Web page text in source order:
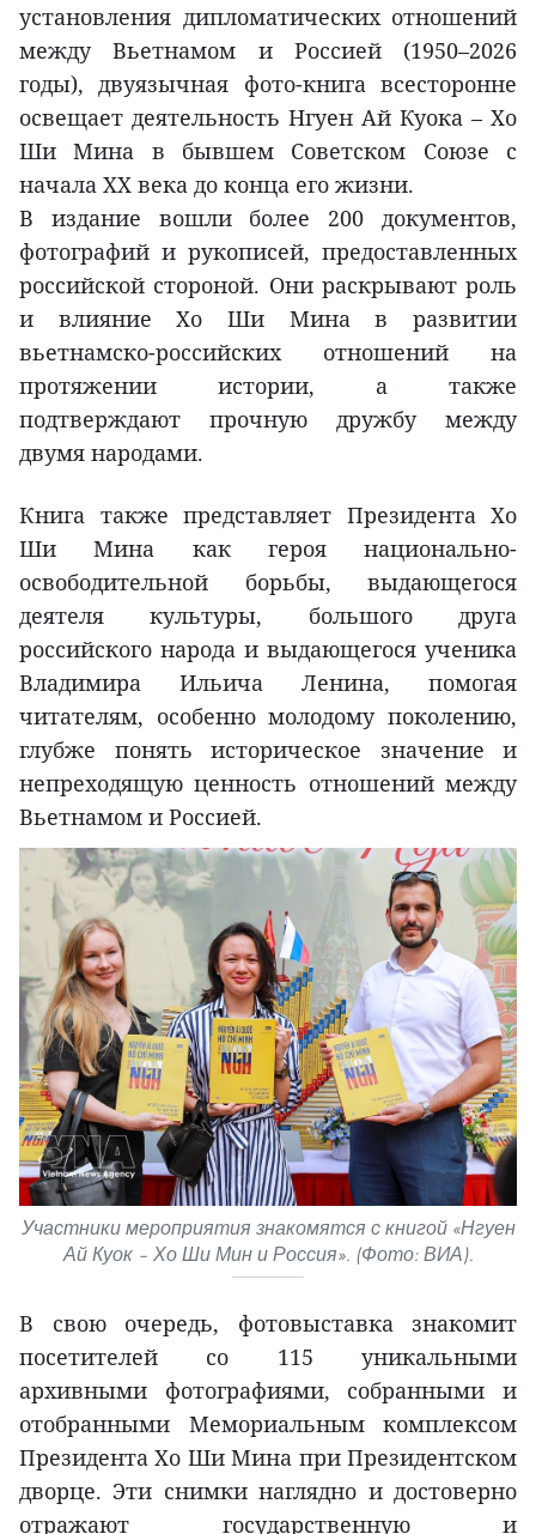
установления дипломатических отношений
между Вьетнамом и Россией (1950–2026
годы), двуязычная фото-книга всесторонне
освещает деятельность Нгуен Ай Куока – Хо
Ши Мина в бывшем Советском Союзе с
начала XX века до конца его жизни.
В издание вошли более 200 документов,
фотографий и рукописей, предоставленных
российской стороной. Они раскрывают роль
и влияние Хо Ши Мина в развитии
вьетнамско-российских отношений на
протяжении истории, а также
подтверждают прочную дружбу между
двумя народами.
Книга также представляет Президента Хо
Ши Мина как героя национально-
освободительной борьбы, выдающегося
деятеля культуры, большого друга
российского народа и выдающегося ученика
Владимира Ильича Ленина, помогая
читателям, особенно молодому поколению,
глубже понять историческое значение и
непреходящую ценность отношений между
Вьетнамом и Россией.
Участники мероприятия знакомятся с книгой «Нгуен
Ай Куок – Хо Ши Мин и Россия». (Фото: ВИА).
В свою очередь, фотовыставка знакомит
посетителей со 115 уникальными
архивными фотографиями, собранными и
отобранными Мемориальным комплексом
Президента Хо Ши Мина при Президентском
дворце. Эти снимки наглядно и достоверно
отражают государственную и